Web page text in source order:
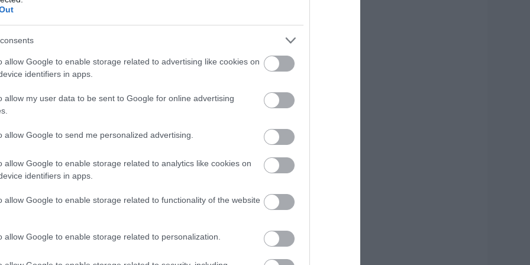
allow Google to enable storage related to advertising like cookies on
identifiers in apps.
allow my user data to be sent to Google for online advertising
allow Google to send me personalized advertising.
allow Google to enable storage related to analytics like cookies on
identifiers in apps.
allow Google to enable storage related to functionality of the website
allow Google to enable storage related to personalization.
την περιοχή της Αμαρύνθου
στην Εύβοια! Επιμένουν τα
Δείτε τι ανακοινώθηκε – Προσοχή
δύο ακόμη μόνιμους διασώστες – Νέο
05.08.2026 | 19:20
για να ζήσεις τη
Σαντορίνη από τη
05.08.2026 | 19:00
άνδρα που
τραυματίστηκε σε
Εύβοια